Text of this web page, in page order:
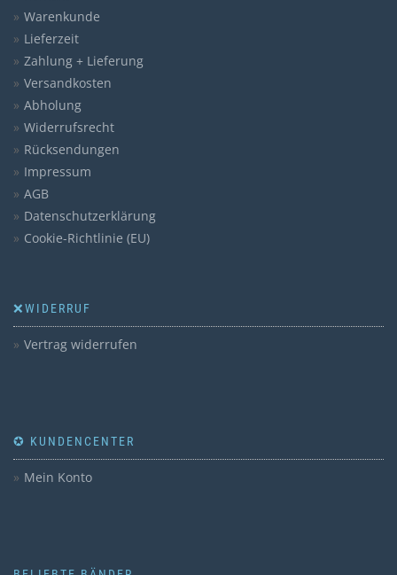
Warenkunde
Lieferzeit
Zahlung + Lieferung
Versandkosten
Abholung
Widerrufsrecht
Rücksendungen
Impressum
AGB
Datenschutzerklärung
Cookie-Richtlinie (EU)
❌WIDERRUF
Vertrag widerrufen
✪ KUNDENCENTER
Mein Konto